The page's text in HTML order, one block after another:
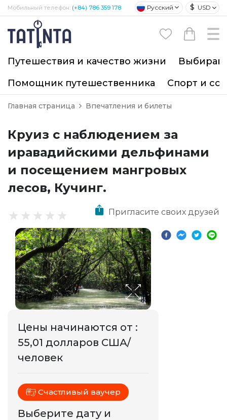
Мобильный телефон: (+84) 786 359 178 Русский $ USD
Путешествия и качество жизни
Помощник путешественника
Спорт и
Главная страница Впечатления и билеты
Круиз с наблюдением за
иравадийскими дельфинами
и посещением мангровых
лесов, Кучинг.
Пригласите своих друзей
Цены начинаются от :
55,01 долларов США/
человек
Счастливый ваучер
Выберите дату и